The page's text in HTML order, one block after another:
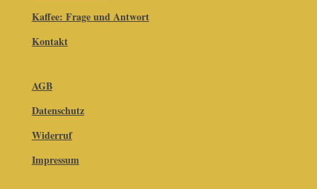
Kaffee: Frage und Antwort
Kontakt
AGB
Datenschutz
Widerruf
Impressum